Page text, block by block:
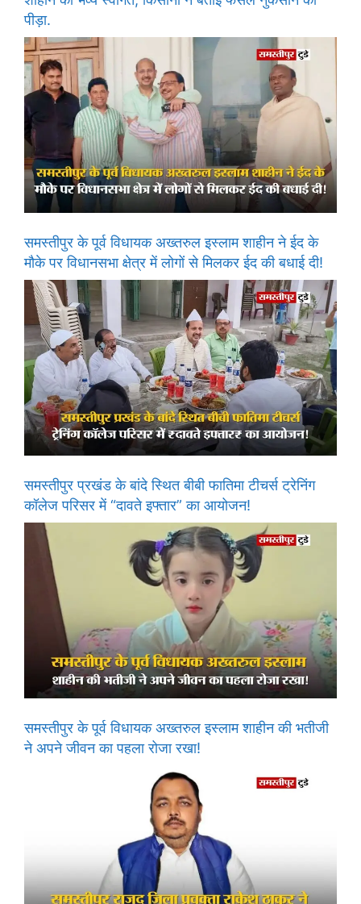
पीड़ा.
समस्तीपुर के पूर्व विधायक अख्तरुल इस्लाम शाहीन ने ईद के
मौके पर विधानसभा क्षेत्र में लोगों से मिलकर ईद की बधाई दी!
समस्तीपुर प्रखंड के बांदे स्थित बीबी फातिमा टीचर्स ट्रेनिंग
कॉलेज परिसर में “दावते इफ्तार” का आयोजन!
समस्तीपुर के पूर्व विधायक अख्तरुल इस्लाम शाहीन की भतीजी
ने अपने जीवन का पहला रोजा रखा!